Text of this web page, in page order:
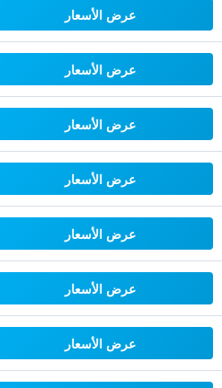
عرض الأسعار
عرض الأسعار
عرض الأسعار
عرض الأسعار
عرض الأسعار
عرض الأسعار
عرض الأسعار